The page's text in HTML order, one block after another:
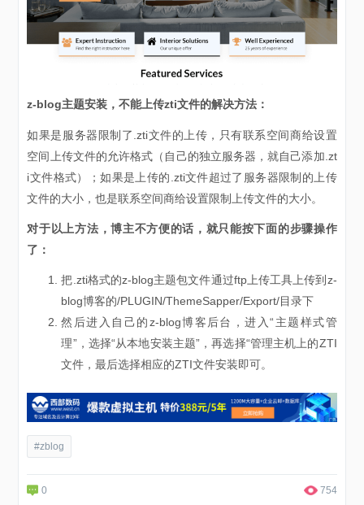
z-blog主题安装，不能上传zti文件的解决方法：
如果是服务器限制了.zti文件的上传，只有联系空间商给设置
空间上传文件的允许格式（自己的独立服务器，就自己添加.zt
i文件格式）；如果是上传的.zti文件超过了服务器限制的上传
文件的大小，也是联系空间商给设置限制上传文件的大小。
对于以上方法，博主不方便的话，就只能按下面的步骤操作
了：
把.zti格式的z-blog主题包文件通过ftp上传工具上传到z-
blog博客的/PLUGIN/ThemeSapper/Export/目录下
然后进入自己的z-blog博客后台，进入“主题样式管
理”，选择“从本地安装主题”，再选择“管理主机上的ZTI
文件，最后选择相应的ZTI文件安装即可。
#zblog
0 754